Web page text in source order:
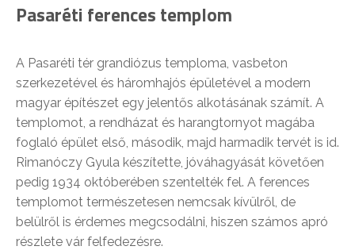
Pasaréti ferences templom
A Pasaréti tér grandiózus temploma, vasbeton
szerkezetével és háromhajós épületével a modern
magyar építészet egy jelentős alkotásának számít. A
templomot, a rendházat és harangtornyot magába
foglaló épület első, második, majd harmadik tervét is id.
Rimanóczy Gyula készítette, jóváhagyását követően
pedig 1934 októberében szentelték fel. A ferences
templomot természetesen nemcsak kívülről, de
belülről is érdemes megcsodálni, hiszen számos apró
részlete vár felfedezésre.